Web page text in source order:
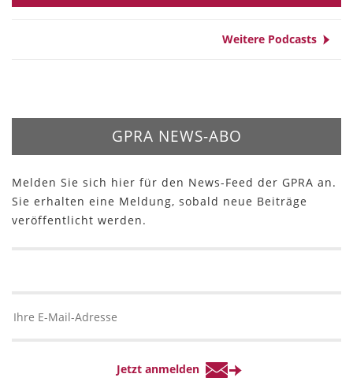
Weitere Podcasts
GPRA NEWS-ABO
Melden Sie sich hier für den News-Feed der GPRA an.
Sie erhalten eine Meldung, sobald neue Beiträge
veröffentlicht werden.